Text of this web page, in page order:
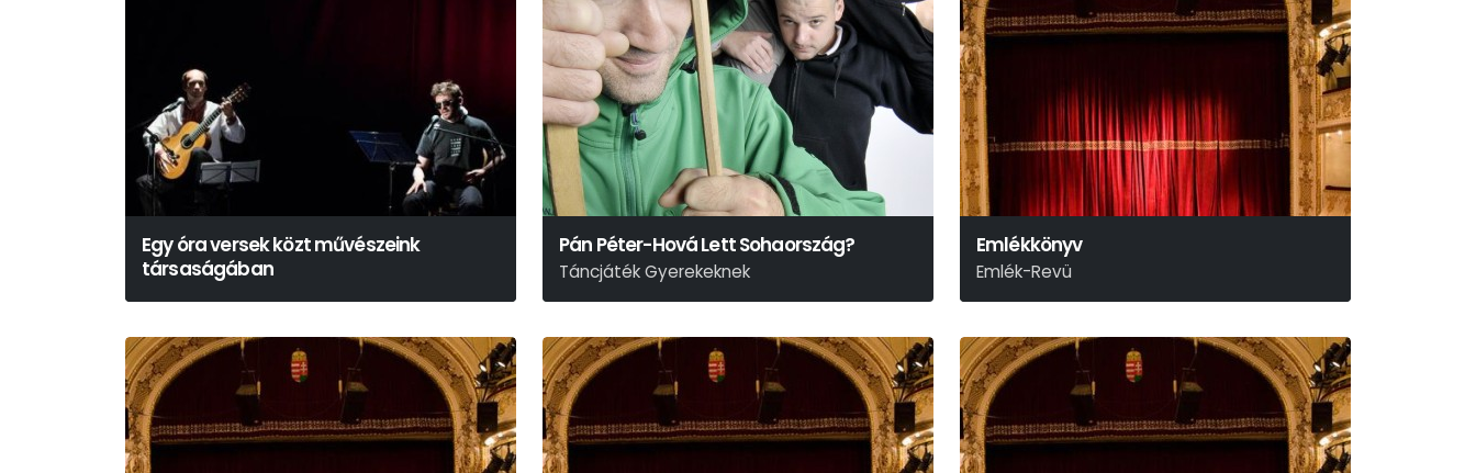
Egy óra versek közt művészeink
társaságában
Pán Péter-Hová Lett Sohaország?
Táncjáték Gyerekeknek
J.m.barrie Meséje Alapján
Emlékkönyv
Emlék-Revü